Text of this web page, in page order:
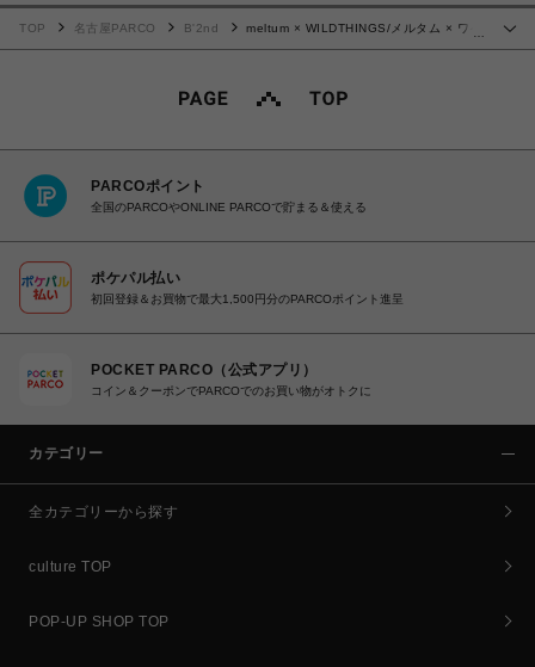
…
TOP 名古屋PARCO B'2nd
meltum × WILDTHINGS/メルタム × ワイ
PARCOポイント
全国のPARCOやONLINE PARCOで貯まる＆使える
ポケパル払い
初回登録＆お買物で最大1,500円分のPARCOポイント進呈
POCKET PARCO（公式アプリ）
コイン＆クーポンでPARCOでのお買い物がオトクに
カテゴリー
全カテゴリーから探す
culture TOP
POP-UP SHOP TOP